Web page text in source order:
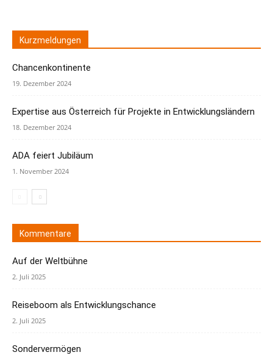
Kurzmeldungen
Chancenkontinente
19. Dezember 2024
Expertise aus Österreich für Projekte in Entwicklungsländern
18. Dezember 2024
ADA feiert Jubiläum
1. November 2024
Kommentare
Auf der Weltbühne
2. Juli 2025
Reiseboom als Entwicklungschance
2. Juli 2025
Sondervermögen